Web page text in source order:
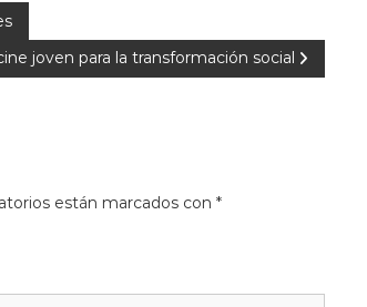
joven para la transformación social
están marcados con *